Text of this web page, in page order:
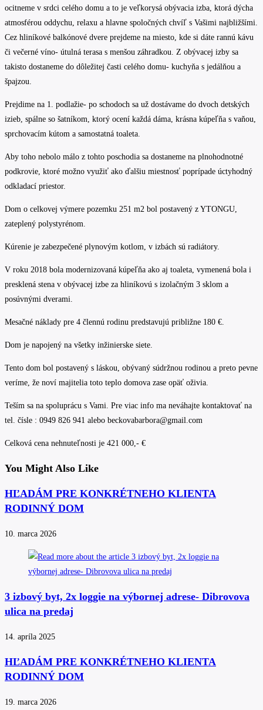
ocitneme v srdci celého domu a to je veľkorysá obývacia izba, ktorá dýcha
atmosférou oddychu, relaxu a hlavne spoločných chvíľ s Vašimi najbližšími.
Cez hliníkové balkónové dvere prejdeme na miesto, kde si dáte rannú kávu
či večerné víno- útulná terasa s menšou záhradkou. Z obývacej izby sa
takisto dostaneme do dôležitej časti celého domu- kuchyňa s jedálňou a
špajzou.
Prejdime na 1. podlažie- po schodoch sa už dostávame do dvoch detských
izieb, spálne so šatníkom, ktorý ocení každá dáma, krásna kúpeľňa s vaňou,
sprchovacím kútom a samostatná toaleta.
Aby toho nebolo málo z tohto poschodia sa dostaneme na plnohodnotné
podkrovie, ktoré možno využiť ako ďalšiu miestnosť poprípade úctyhodný
odkladací priestor.
Dom o celkovej výmere pozemku 251 m2 bol postavený z YTONGU,
zateplený polystyrénom.
Kúrenie je zabezpečené plynovým kotlom, v izbách sú radiátory.
V roku 2018 bola modernizovaná kúpeľňa ako aj toaleta, vymenená bola i
presklená stena v obývacej izbe za hliníkovú s izolačným 3 sklom a
posúvnými dverami.
Mesačné náklady pre 4 člennú rodinu predstavujú približne 180 €.
Dom je napojený na všetky inžinierske siete.
Tento dom bol postavený s láskou, obývaný súdržnou rodinou a preto pevne
veríme, že noví majitelia toto teplo domova zase opäť oživia.
Teším sa na spoluprácu s Vami. Pre viac info ma neváhajte kontaktovať na
tel. čísle : 0949 826 941 alebo beckovabarbora@gmail.com
Celková cena nehnuteľnosti je 421 000,- €
You Might Also Like
HĽADÁM PRE KONKRÉTNEHO KLIENTA
RODINNÝ DOM
10. marca 2026
3 izbový byt, 2x loggie na výbornej adrese- Dibrovova
ulica na predaj
14. apríla 2025
HĽADÁM PRE KONKRÉTNEHO KLIENTA
RODINNÝ DOM
19. marca 2026